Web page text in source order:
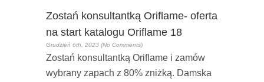
Zostań konsultantką Oriflame- oferta
na start katalogu Oriflame 18
Grudzień 6th, 2023 (No Comments)
Zostań konsultantką Oriflame i zamów
wybrany zapach z 80% zniżką. Damska